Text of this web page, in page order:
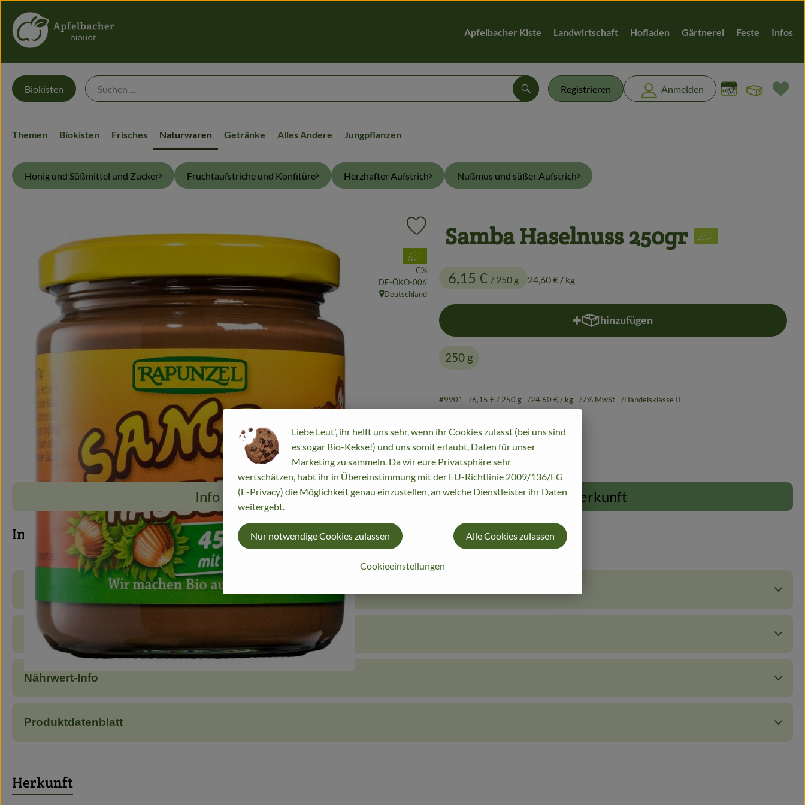
Apfelbacher Kiste Landwirtschaft Hofladen Gärtnerei Feste Infos
Registrieren Anmelden
Suchen
Biokisten
Themen Biokisten Frisches Naturwaren Getränke Alles Andere Jungpflanzen
Honig und Süßmittel und Zucker Fruchtaufstriche und Konfitüre Herzhafter Aufstrich Nußmus und süßer Aufstrich
Samba Haselnuss 250gr
6,15 € / 250 g 24,60 € / kg
Produkt zu Favouriten hinzufügen
, Verband:
C%
, Kontrollstelle:
DE-ÖKO-006
, Herkunft:
Deutschland
hinzufügen
Produkt zum Warenkorb hinzufügen
250 g
#9901 6,15 € / 250 g 24,60 € / kg 7% MwSt Handelsklasse II
Info Herkunft
Info
Produktinformationen
Zutaten
Nährwert-Info
Produktdatenblatt
Herkunft
Liebe Leut', ihr helft uns sehr, wenn ihr Cookies zulasst (bei uns sind
es sogar Bio-Kekse!) und uns somit erlaubt, Daten für unser
Marketing zu sammeln. Da wir eure Privatsphäre sehr
wertschätzen, habt ihr in Übereinstimmung mit der EU-Richtlinie 2009/136/EG
(E-Privacy) die Möglichkeit genau einzustellen, an welche Dienstleister ihr Daten
weitergebt.
Cookieeinstellungen
Nur notwendige Cookies zulassen Alle Cookies zulassen